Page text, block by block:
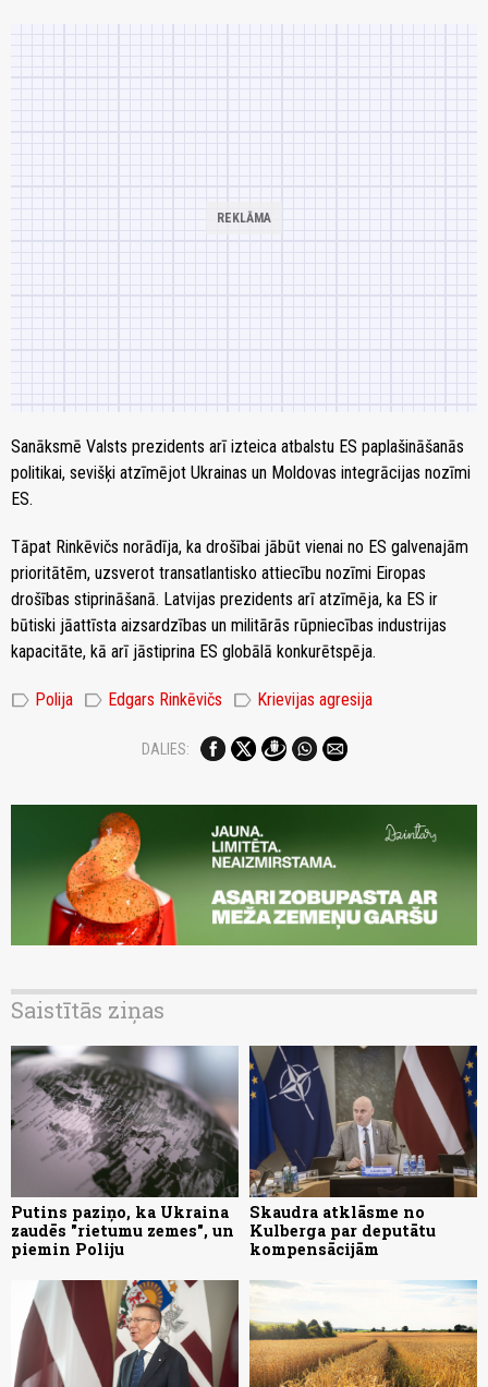
Sanāksmē Valsts prezidents arī izteica atbalstu ES paplašināšanās
politikai, sevišķi atzīmējot Ukrainas un Moldovas integrācijas nozīmi
ES.
Tāpat Rinkēvičs norādīja, ka drošībai jābūt vienai no ES galvenajām
prioritātēm, uzsverot transatlantisko attiecību nozīmi Eiropas
drošības stiprināšanā. Latvijas prezidents arī atzīmēja, ka ES ir
būtiski jāattīsta aizsardzības un militārās rūpniecības industrijas
kapacitāte, kā arī jāstiprina ES globālā konkurētspēja.
label Polija label Edgars Rinkēvičs label Krievijas agresija
DALIES:
Saistītās ziņas
Putins paziņo, ka Ukraina
zaudēs "rietumu zemes", un
piemin Poliju
Skaudra atklāsme no
Kulberga par deputātu
kompensācijām